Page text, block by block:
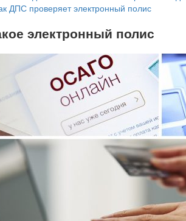
ДПС проверяет электронный полис
электронный полис